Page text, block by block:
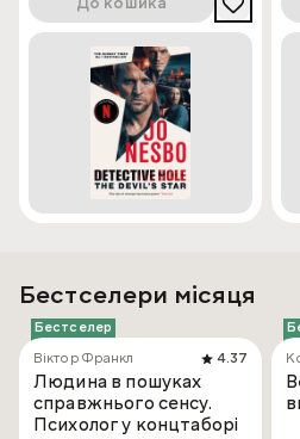
Бестселери місяця
Бестселер
Віктор Франкл
4.37
Людина в пошуках
справжнього сенсу.
Психолог у концтаборі